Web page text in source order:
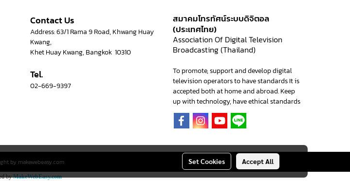
Contact Us
Address: 63/1 Rama 9 Road, Khwang Huay
Kwang,
Khet Huay Kwang, Bangkok 10310
Tel.
02-669-9397
สมาคมโทรทัศน์ระบบดิจิตอล
(ประเทศไทย)
Association Of Digital Television
Broadcasting (Thailand)
To promote, support and develop digital
television operators to have standards It is
accepted both at home and abroad. Keep
up with technology, have ethical standards
by makewebeasy.com
byMakeWebEasy.com
Set Cookies Accept All